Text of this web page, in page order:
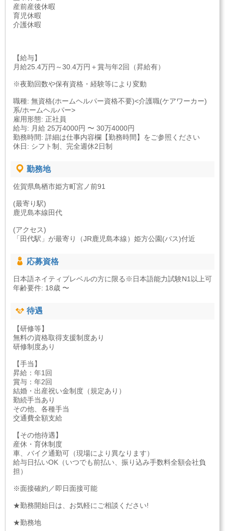
産前産後休暇
育児休暇
介護休暇
【給与】
月給25.4万円～30.4万円＋賞与年2回（昇給有）
※夜勤回数や保有資格・経験等により変動
職種: 無資格(ホームヘルパー資格不要)<介護職(ケアワーカー)
系/ホームヘルパー>
雇用形態: 正社員
給与: 月給 25万4000円 〜 30万4000円
勤務時間: 詳細は仕事内容欄【勤務時間】をご参照ください
休日: シフト制、完全週休2日制
勤務地
佐賀県鳥栖市姫方町宮ノ前91
(最寄り駅)
鹿児島本線田代
(アクセス)
「田代駅」が最寄り（JR鹿児島本線）姫方公園(バス)付近
応募資格
日本語ネイティブレベルの方に限る※日本語能力試験N1以上可
年齢要件: 18歳 〜
待遇
【研修等】
無料の資格取得支援制度あり
研修制度あり
【手当】
昇給：年1回
賞与：年2回
結婚・出産祝い金制度（規定あり）
勤続手当あり
その他、各種手当
交通費全額支給
【その他待遇】
産休・育休制度
車、バイク通勤可（現場により異なります）
給与日払いOK（いつでも前払い、振り込み手数料全額会社負
担）
※面接確約／即日面接可能
★勤務開始日は、お気軽にご相談ください!
★勤務地